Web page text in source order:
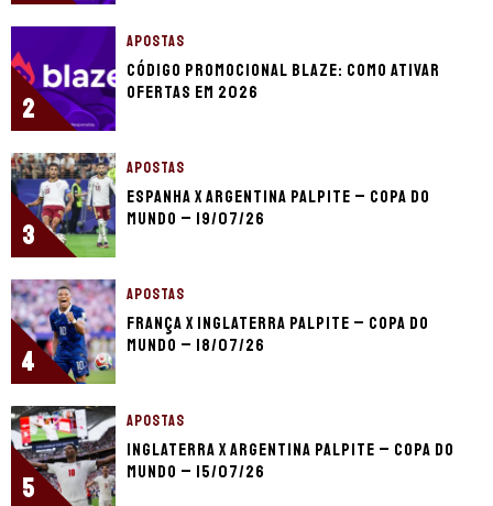
2
APOSTAS
Código promocional Blaze: como ativar
ofertas em 2026
3
APOSTAS
Espanha x Argentina palpite – Copa do
Mundo – 19/07/26
4
APOSTAS
França x Inglaterra palpite – Copa do
Mundo – 18/07/26
5
APOSTAS
Inglaterra x Argentina palpite – Copa do
Mundo – 15/07/26